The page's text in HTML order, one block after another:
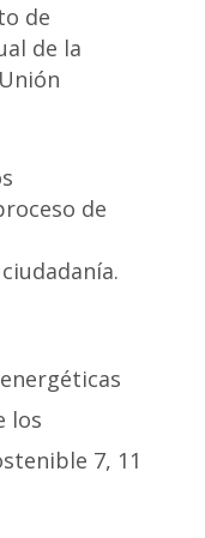
de
de la
de
los
7, 11